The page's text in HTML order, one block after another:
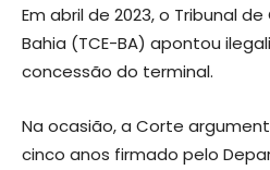
Em abril de 2023, o Tribunal
Bahia (TCE-BA) apontou
concessão do terminal.
Na ocasião, a Corte
cinco anos firmado pelo